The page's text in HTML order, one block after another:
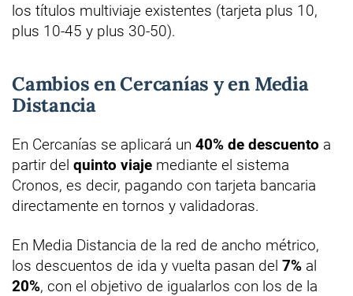
los títulos multiviaje existentes (tarjeta plus 10,
plus 10-45 y plus 30-50).
Cambios en Cercanías y en Media
Distancia
En Cercanías se aplicará un 40% de descuento a
partir del quinto viaje mediante el sistema
Cronos, es decir, pagando con tarjeta bancaria
directamente en tornos y validadoras.
En Media Distancia de la red de ancho métrico,
los descuentos de ida y vuelta pasan del 7% al
20%, con el objetivo de igualarlos con los de la